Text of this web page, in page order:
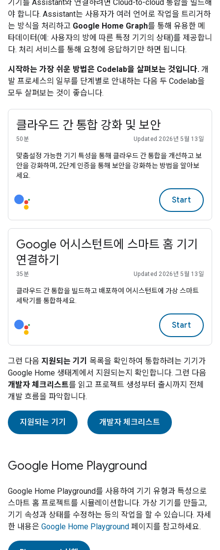
기기를 Assistant와 연결하려면 Cloud-to-cloud 통합을 빌드해
야 합니다. Assistant는 사용자가 여러 언어로 작업을 트리거하
는 방식을 처리하고 Google Home Graph를 통해 유용한 메
타데이터(예: 사용자의 방에 따른 특정 기기의 상태)를 제공합니
다. 처리 서비스를 통해 요청에 응답하기만 하면 됩니다.
시작하는 가장 쉬운 방법은 Codelab을 살펴보는 것입니다. 개
발 프로세스의 일부를 단계별로 안내하는 다음 두 Codelab을
모두 살펴보는 것이 좋습니다.
클라우드 간 통합 강화 및 보안
50분 Updated 2026년 5월 13일
맞춤설정 가능한 기기 특성을 통해 클라우드 간 통합을 개선하고 보
안을 강화하며, 2단계 인증을 통해 보안을 강화하는 방법을 알아보
세요.
Start
Google 어시스턴트에 스마트 홈 기기
연결하기
35분 Updated 2026년 5월 13일
클라우드 간 통합을 빌드하고 배포하여 어시스턴트에 가상 스마트
세탁기를 통합하세요.
Start
그런 다음 지원되는 기기
목록을 확인하여 통합하려는 기기가
Google Home 생태계에서 지원되는지 확인합니다. 그런 다음
개발자 체크리스트를 읽고 프로젝트 생성부터 출시까지 전체
개발 흐름을 파악합니다.
지원되는 기기 개발자 체크리스트
Google Home Playground
Google Home Playground를 사용하여 기기 유형과 특성으로
스마트 홈 프로젝트를 시뮬레이션합니다. 가상 기기를 만들고,
기기 속성과 상태를 수정하는 등의 작업을 할 수 있습니다. 자세
한 내용은 Google Home Playground 페이지를 참고하세요.